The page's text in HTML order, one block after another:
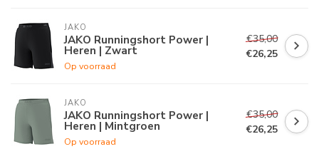
JAKO
JAKO Runningshort Power |
Heren | Zwart
Op voorraad
€35,00
€26,25
JAKO
JAKO Runningshort Power |
Heren | Mintgroen
Op voorraad
€35,00
€26,25